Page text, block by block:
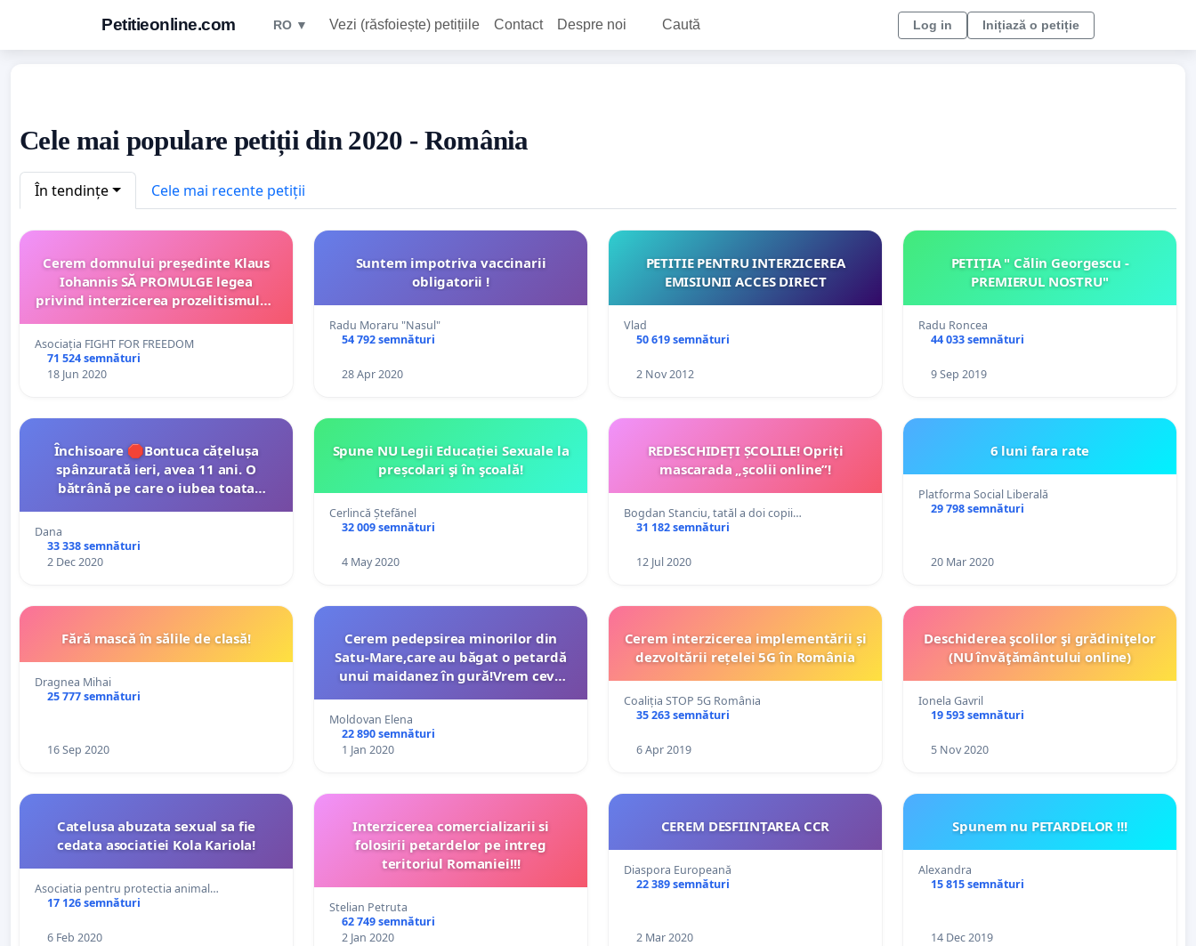
Petitieonline.com RO ▼ Vezi (răsfoiește) petițiile Contact Despre noi Caută Log in Inițiază o petiție
Cele mai populare petiții din 2020 - România
În tendințe Cele mai recente petiții
Cerem domnului președinte Klaus
Iohannis SĂ PROMULGE legea
privind interzicerea prozelitismului,
criteriului identității de gen
Asociația FIGHT FOR FREEDOM
71 524 semnături
18 Jun 2020
Suntem impotriva vaccinarii
obligatorii !
Radu Moraru "Nasul"
54 792 semnături
28 Apr 2020
PETITIE PENTRU INTERZICEREA
EMISIUNII ACCES DIRECT
Vlad
50 619 semnături
2 Nov 2012
PETIȚIA " Călin Georgescu -
PREMIERUL NOSTRU"
Radu Roncea
44 033 semnături
9 Sep 2019
Închisoare 🛑Bontuca cățelușa
spânzurată ieri, avea 11 ani. O
bătrână pe care o iubea toata
cățelul tau,daca nu luam atitudine!!!
Dana
33 338 semnături
2 Dec 2020
Spune NU Legii Educației Sexuale la
preșcolari şi în şcoală!
Cerlincă Ștefănel
32 009 semnături
4 May 2020
REDESCHIDEȚI ȘCOLILE! Opriți
mascarada „școlii online”!
Bogdan Stanciu, tatăl a doi copii…
31 182 semnături
12 Jul 2020
6 luni fara rate
Platforma Social Liberală
29 798 semnături
20 Mar 2020
Fără mască în sălile de clasă!
Dragnea Mihai
25 777 semnături
16 Sep 2020
Cerem pedepsirea minorilor din
Satu-Mare,care au băgat o petardă
unui maidanez în gură!Vrem ceva
Moldovan Elena
22 890 semnături
1 Jan 2020
Cerem interzicerea implementării și
dezvoltării rețelei 5G în România
Coaliția STOP 5G România
35 263 semnături
6 Apr 2019
Deschiderea şcolilor şi grădiniţelor
(NU învăţământului online)
Ionela Gavril
19 593 semnături
5 Nov 2020
Catelusa abuzata sexual sa fie
cedata asociatiei Kola Kariola!
Asociatia pentru protectia animal…
17 126 semnături
6 Feb 2020
Interzicerea comercializarii si
folosirii petardelor pe intreg
teritoriul Romaniei!!!
Stelian Petruta
62 749 semnături
2 Jan 2020
CEREM DESFIINȚAREA CCR
Diaspora Europeană
22 389 semnături
2 Mar 2020
Spunem nu PETARDELOR !!!
Alexandra
15 815 semnături
14 Dec 2019